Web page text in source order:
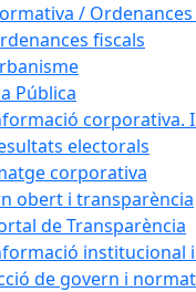
/
fiscals
Pública
corporativa.
electorals
corporativa
obert i transparència
de Transparència
institucional
de govern i